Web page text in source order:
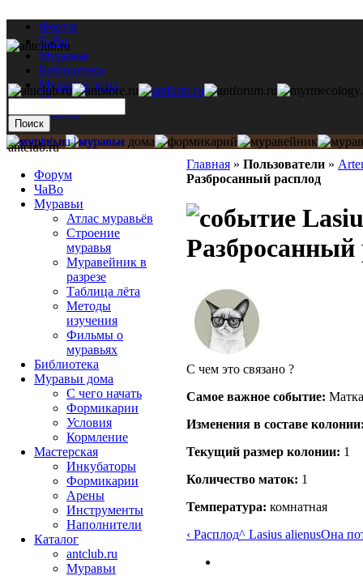
Форум
ЧаВо
Муравьи
Библиотека
Муравьи дома
Мастерская
Каталог
Главная » Пользователи »
Разбросанный расплод
Разбросанный
С чем это связано ?
Самое важное событие:
Изменения в составе
Текущий размер кoлонии: 1
Количество маток: 1
Температура: комнатная
‹ Расплод^ Lasius alienusОна
antclub.ru
Форум
ЧаВо
Муравьи
Атлас муравьёв
Строение
муравья
Муравейник в
разрезе
Таблица лёта
Методы
изучения
Фильмы о
муравьях
Библиотека
Муравьи дома
С чего начать
Формикарии
Условия
Кормление
Мастерская
Инкубаторы
Формикарии
Арены
Инструменты
Наполнители
Каталог
antclub.ru
Муравьи